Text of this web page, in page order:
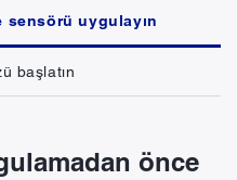
sensörü uygulayın
başlatın
önce